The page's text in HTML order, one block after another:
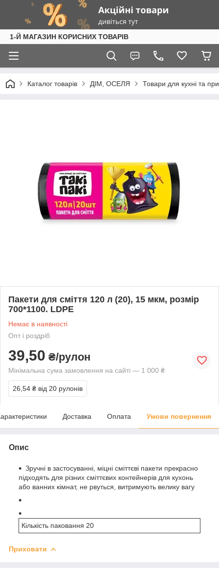
1-Й МАГАЗИН КОРИСНИХ ТОВАРІВ
Каталог товарів ДІМ, ОСЕЛЯ Товари для кухні та
Пакети для сміття 120 л (20), 15 мкм, розмір
700*1100. LDPE
Немає в наявності
Опт і роздріб
39,50 ₴/рулон
Мінімальна сума замовлення на сайті — 1 000 ₴
26,54 ₴ від 20 рулонів
Доставка Оплата Умови повернення
Опис
Зручні в застосуванні, міцні сміттєві пакети прекрасно
підходять для різних сміттєвих контейнерів для кухонь
або ванних кімнат, не рвуться, витримують велику вагу
Кількість паковання 20
Приховати